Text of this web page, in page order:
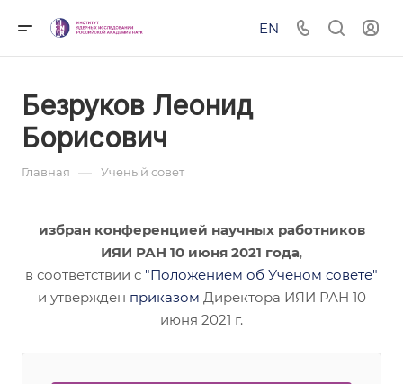
EN
Безруков Леонид
Борисович
Главная — Ученый совет
избран конференцией научных работников
ИЯИ РАН 10 июня 2021 года,
в соответствии с "Положением об Ученом совете"
и утвержден приказом Директора ИЯИ РАН 10
июня 2021 г.